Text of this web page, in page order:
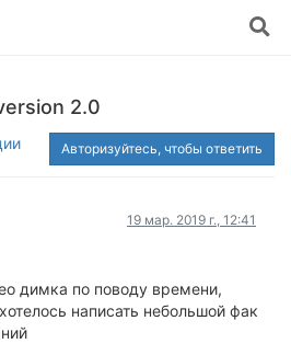
2.0
Авторизуйтесь, чтобы ответить
19 мар. 2019 г., 12:41
димка по поводу времени,
написать небольшой фак